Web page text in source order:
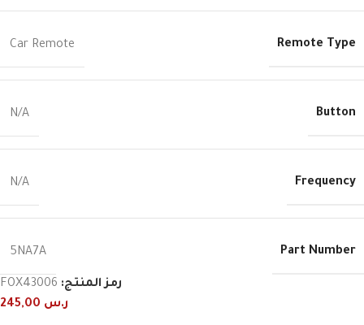
Remote Type
Car Remote
Button
N/A
Frequency
N/A
Part Number
5NA7A
رمز المنتج: FOX43006
ر.س